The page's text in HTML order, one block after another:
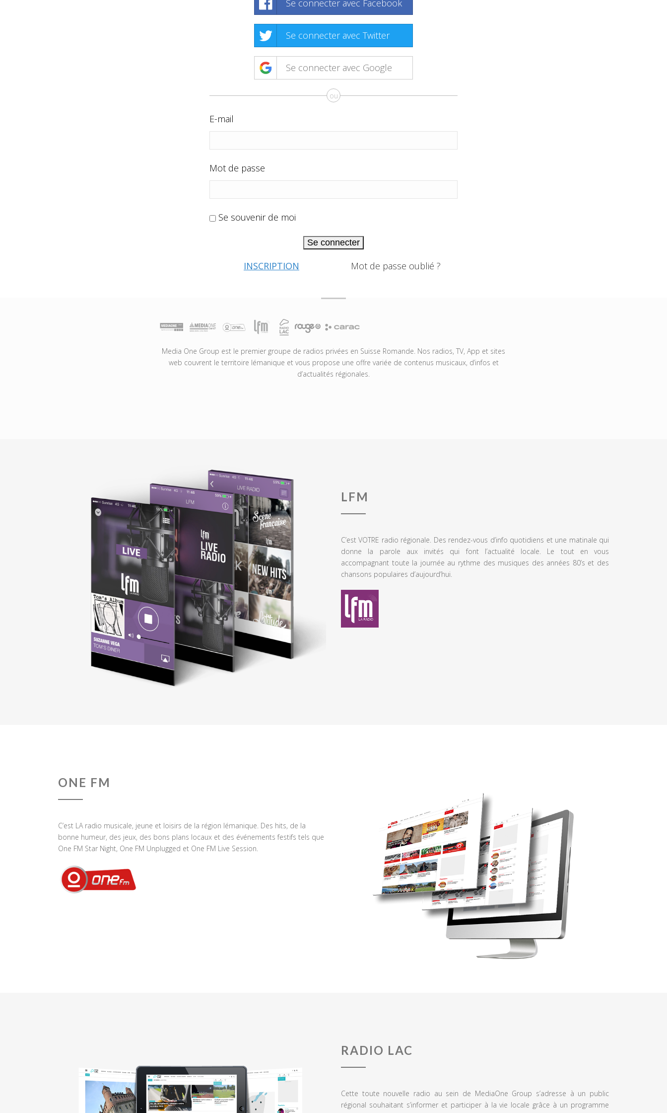
Se connecter avec Facebook
Se connecter avec Twitter
Se connecter avec Google
ou
E-mail
Mot de passe
Se souvenir de moi
Se connecter
INSCRIPTION Mot de passe oublié ?
Media One Group est le premier groupe de radios privées en Suisse Romande. Nos radios, TV, App et sites
web couvrent le territoire lémanique et vous propose une offre variée de contenus musicaux, d’infos et
d’actualités régionales.
LFM
C’est VOTRE radio régionale. Des rendez-vous d’info quotidiens et une matinale qui
donne la parole aux invités qui font l’actualité locale. Le tout en vous
accompagnant toute la journée au rythme des musiques des années 80’s et des
chansons populaires d’aujourd’hui.
ONE FM
C’est LA radio musicale, jeune et loisirs de la région lémanique. Des hits, de la
bonne humeur, des jeux, des bons plans locaux et des événements festifs tels que
One FM Star Night, One FM Unplugged et One FM Live Session.
RADIO LAC
Cette toute nouvelle radio au sein de MediaOne Group s’adresse à un public
régional souhaitant s’informer et participer à la vie locale grâce à un programme